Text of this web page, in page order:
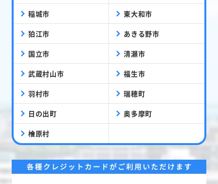
稲城市 東大和市
狛江市 あきる野市
国立市 清瀬市
武蔵村山市 福生市
羽村市 瑞穂町
日の出町 奥多摩町
檜原村